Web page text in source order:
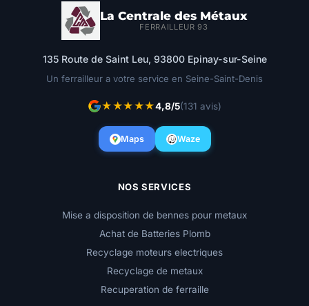
La Centrale des Métaux
FERRAILLEUR 93
135 Route de Saint Leu, 93800 Epinay-sur-Seine
Un ferrailleur a votre service en Seine-Saint-Denis
★★★★★4,8/5(131 avis)
Maps Waze
NOS SERVICES
Mise a disposition de bennes pour metaux
Achat de Batteries Plomb
Recyclage moteurs electriques
Recyclage de metaux
Recuperation de ferraille